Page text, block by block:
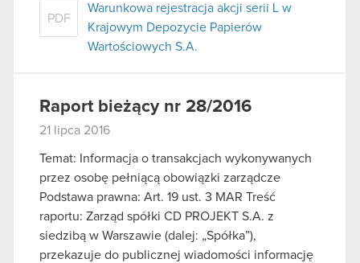
PDF
Warunkowa rejestracja akcji serii L w
Krajowym Depozycie Papierów
Wartościowych S.A.
Raport bieżący nr 28/2016
21 lipca 2016
Temat: Informacja o transakcjach wykonywanych
przez osobę pełniącą obowiązki zarządcze
Podstawa prawna: Art. 19 ust. 3 MAR Treść
raportu: Zarząd spółki CD PROJEKT S.A. z
siedzibą w Warszawie (dalej: „Spółka”),
przekazuje do publicznej wiadomości informację